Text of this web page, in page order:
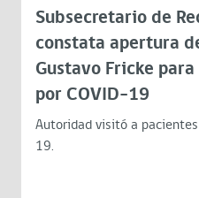
Subsecretario de
constata apertura
Gustavo Fricke
por COVID-19
Autoridad visitó a
19.